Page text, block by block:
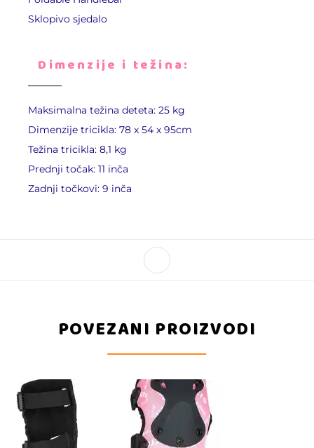
Sklopivo sjedalo
Dimenzije i težina:
Maksimalna težina deteta: 25 kg
Dimenzije tricikla: 78 x 54 x 95cm
Težina tricikla: 8,1 kg
Prednji točak: 11 inča
Zadnji točkovi: 9 inča
POVEZANI PROIZVODI